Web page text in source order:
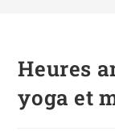
Heures
yoga et